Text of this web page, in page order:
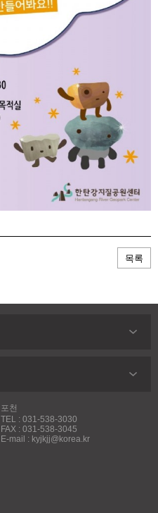
목록
포천
TEL : 031-538-3030
FAX : 031-538-3045
E-mail : kyjkjj@korea.kr